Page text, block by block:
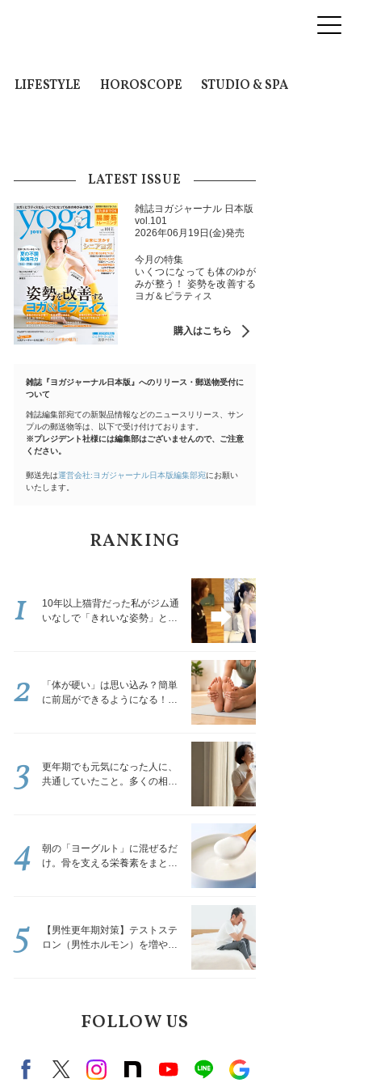
LIFESTYLE HOROSCOPE STUDIO & SPA
LATEST ISSUE
雑誌ヨガジャーナル 日本版
vol.101
2026年06月19日(金)発売
今月の特集
いくつになっても体のゆが
みが整う！ 姿勢を改善する
ヨガ＆ピラティス
購入はこちら
雑誌『ヨガジャーナル日本版』へのリリース・郵送物受付に
ついて
雑誌編集部宛ての新製品情報などのニュースリリース、サン
プルの郵送物等は、以下で受け付けております。
※プレジデント社様には編集部はございませんので、ご注意
ください。
郵送先は運営会社:ヨガジャーナル日本版編集部宛にお願い
いたします。
RANKING
10年以上猫背だった私がジム通
いなしで「きれいな姿勢」と褒
1
「体が硬い」は思い込み？簡単
に前屈ができるようになる！腿
2
更年期でも元気になった人に、
共通していたこと。多くの相談
3
朝の「ヨーグルト」に混ぜるだ
け。骨を支える栄養素をまとめ
4
【男性更年期対策】テストステ
ロン（男性ホルモン）を増やす
5
FOLLOW US
FacebookX（旧twitter）
instagram
note Youtubeline